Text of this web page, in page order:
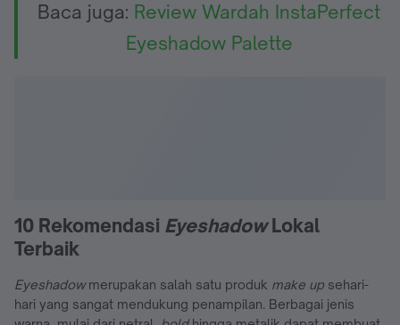
Baca juga: Review Wardah InstaPerfect
Eyeshadow Palette
10 Rekomendasi EyeshadowLokal
Terbaik
Eyeshadowmerupakan salah satu produk make up sehari-
hari yang sangat mendukung penampilan. Berbagai jenis